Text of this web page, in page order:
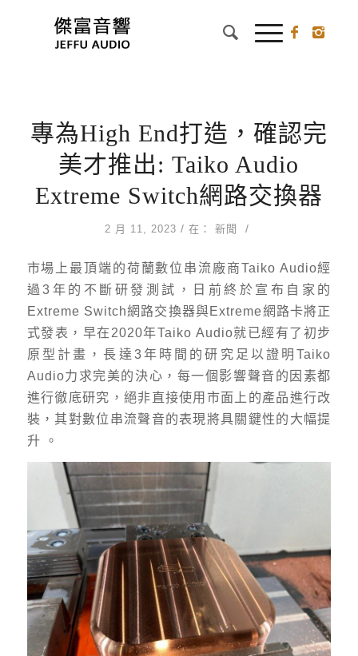
專為High End打造，確認完
美才推出: Taiko Audio
Extreme Switch網路交換器
2 月 11, 2023 / 在： 新聞 /
市場上最頂端的荷蘭數位串流廠商Taiko Audio經
過3年的不斷研發測試，日前終於宣布自家的
Extreme Switch網路交換器與Extreme網路卡將正
式發表，早在2020年Taiko Audio就已經有了初步
原型計畫，長達3年時間的研究足以證明Taiko
Audio力求完美的決心，每一個影響聲音的因素都
進行徹底研究，絕非直接使用市面上的產品進行改
裝，其對數位串流聲音的表現將具關鍵性的大幅提
升 。